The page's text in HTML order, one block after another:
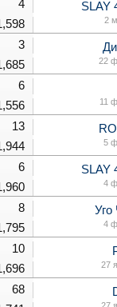
4
SLAY
2
3
22
6
11
13
5
6
SLAY
4
8
Уго
4
10
27
68